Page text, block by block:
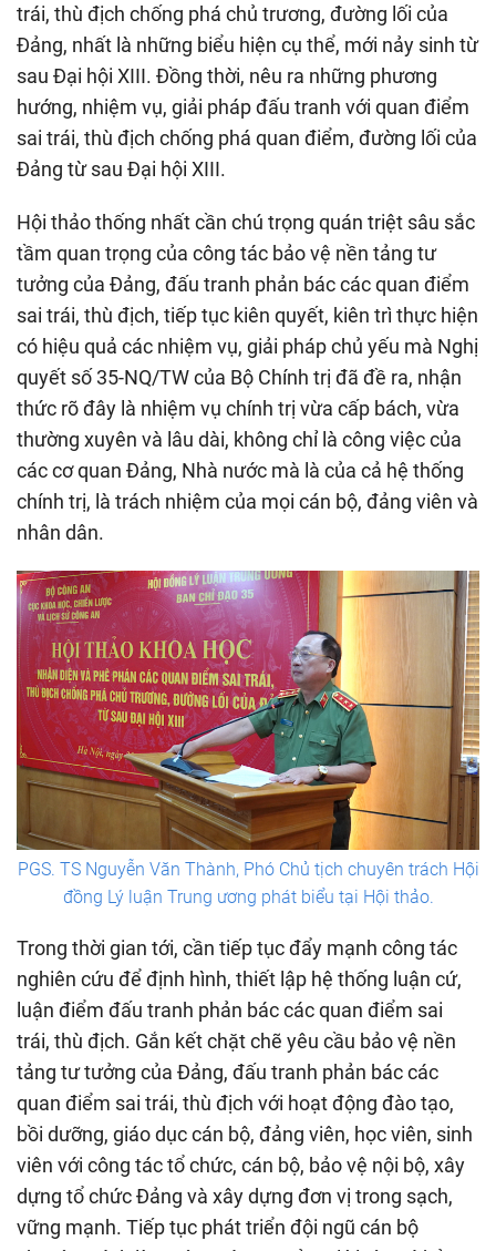
trái, thù địch chống phá chủ trương, đường lối của
Đảng, nhất là những biểu hiện cụ thể, mới nảy sinh từ
sau Đại hội XIII. Đồng thời, nêu ra những phương
hướng, nhiệm vụ, giải pháp đấu tranh với quan điểm
sai trái, thù địch chống phá quan điểm, đường lối của
Đảng từ sau Đại hội XIII.
Hội thảo thống nhất cần chú trọng quán triệt sâu sắc
tầm quan trọng của công tác bảo vệ nền tảng tư
tưởng của Đảng, đấu tranh phản bác các quan điểm
sai trái, thù địch, tiếp tục kiên quyết, kiên trì thực hiện
có hiệu quả các nhiệm vụ, giải pháp chủ yếu mà Nghị
quyết số 35-NQ/TW của Bộ Chính trị đã đề ra, nhận
thức rõ đây là nhiệm vụ chính trị vừa cấp bách, vừa
thường xuyên và lâu dài, không chỉ là công việc của
các cơ quan Đảng, Nhà nước mà là của cả hệ thống
chính trị, là trách nhiệm của mọi cán bộ, đảng viên và
nhân dân.
PGS. TS Nguyễn Văn Thành, Phó Chủ tịch chuyên trách Hội
đồng Lý luận Trung ương phát biểu tại Hội thảo.
Trong thời gian tới, cần tiếp tục đẩy mạnh công tác
nghiên cứu để định hình, thiết lập hệ thống luận cứ,
luận điểm đấu tranh phản bác các quan điểm sai
trái, thù địch. Gắn kết chặt chẽ yêu cầu bảo vệ nền
tảng tư tưởng của Đảng, đấu tranh phản bác các
quan điểm sai trái, thù địch với hoạt động đào tạo,
bồi dưỡng, giáo dục cán bộ, đảng viên, học viên, sinh
viên với công tác tổ chức, cán bộ, bảo vệ nội bộ, xây
dựng tổ chức Đảng và xây dựng đơn vị trong sạch,
vững mạnh. Tiếp tục phát triển đội ngũ cán bộ